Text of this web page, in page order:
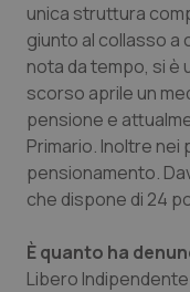
Basilicata
Calabria
Campania
Emilia-
Friuli Venezia
Artrite &
Asma & BPCO
Car-T
Colesterolo
Dermatite
QS Club
unica struttura
giunto al collasso a
nota da tempo, si è
scorso aprile un
pensione e
Primario. Inoltre
pensionamento.
che dispone di 24
È quanto ha
Libero